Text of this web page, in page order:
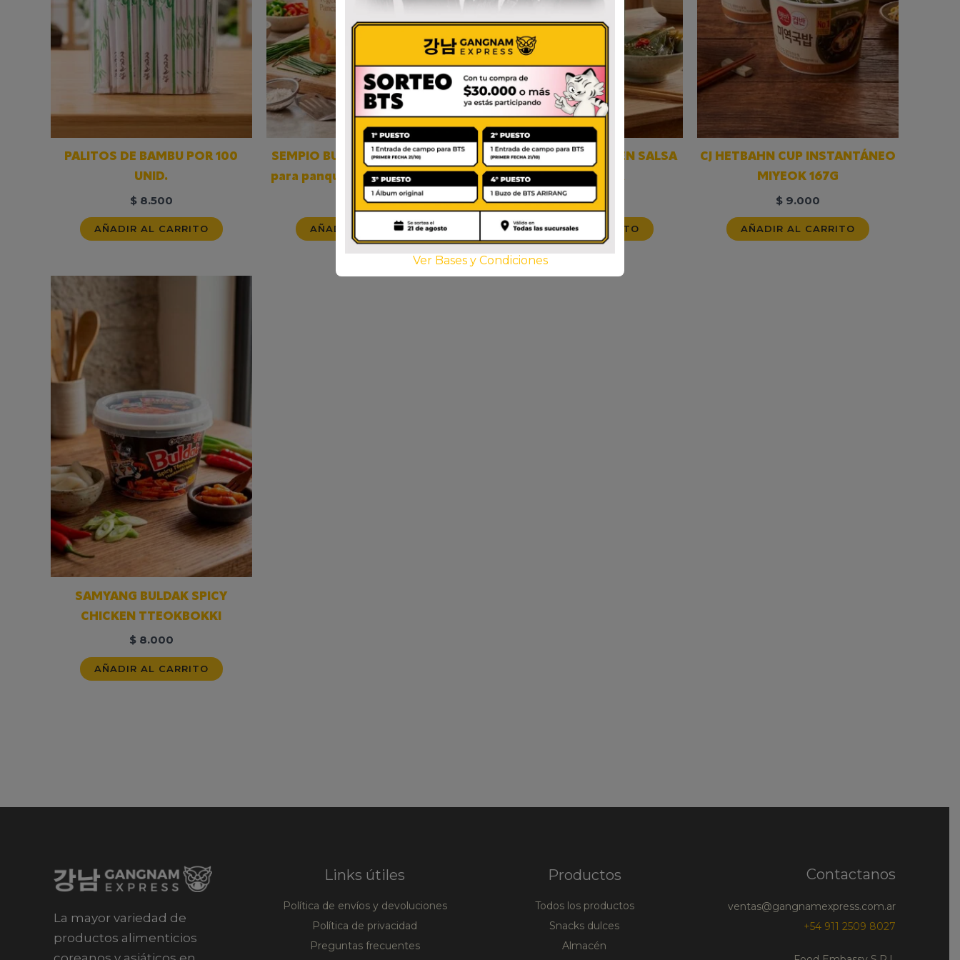
PALITOS DE BAMBU POR 100
UNID.
$8.500
AÑADIR AL CARRITO
SEMPIO BUCHIM GARU – Harina
para panqueques coreanos 1KG
10.600
AÑADIR AL CARRITO
SEMPIO HOJA DE AJO EN SALSA
DE SOJA LATA
$9.000
AÑADIR AL CARRITO
CJ HETBAHN CUP INSTANTÁNEO
MIYEOK 167G
$ 9.000
AÑADIR AL CARRITO
SAMYANG BULDAK SPICY
CHICKEN TTEOKBOKKI
$8.000
AÑADIR AL CARRITO
La mayor variedad de
productos alimenticios
Links útiles
Política de envíos y devoluciones
Política de privacidad
Preguntas frecuentes
Productos
Todos los productos
Snacks dulces
Almacén
Contactanos
ventas@gangnamexpress.com.ar
+54 911 2509 8027
Ver Bases y Condiciones